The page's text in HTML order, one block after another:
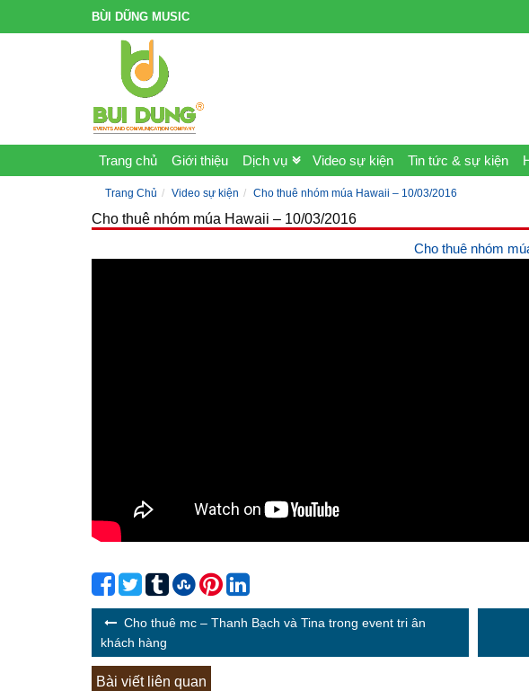
BÙI DŨNG MUSIC
Trang chủ Giới thiệu Dịch vụ Video sự kiện Tin tức & sự kiện
Trang Chủ Video sự kiện Cho thuê nhóm múa Hawaii – 10/03/2016
Cho thuê nhóm múa Hawaii – 10/03/2016
Cho thuê nhóm
Cho thuê mc – Thanh Bạch và Tina trong event tri ân
khách hàng
Bài viết liên quan